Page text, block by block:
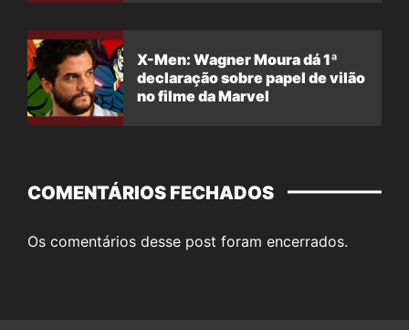
X-Men: Wagner Moura dá 1ª
declaração sobre papel de vilão
no filme da Marvel
COMENTÁRIOS FECHADOS
Os comentários desse post foram encerrados.